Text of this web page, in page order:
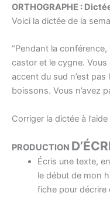
ORTHOGRAPHE :
Voici la dictée de la
“Pendant la
castor et le cygne.
accent du sud n’est pas
boissons. Vous n’avez
Corriger la dictée à
PRODUCTION
Écris une texte,
le début de mon
fiche pour décrire